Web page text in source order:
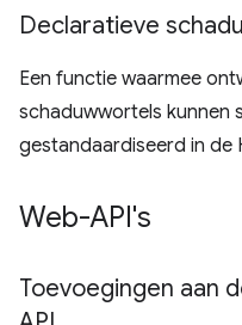
Declaratieve
Een functie waarmee
schaduwwortels kunnen
gestandaardiseerd in de
Web-API's
Toevoegingen aan